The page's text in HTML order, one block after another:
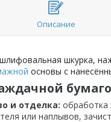
Описание
шкурка,
основы с
и отделка: обработка
или наплывов,